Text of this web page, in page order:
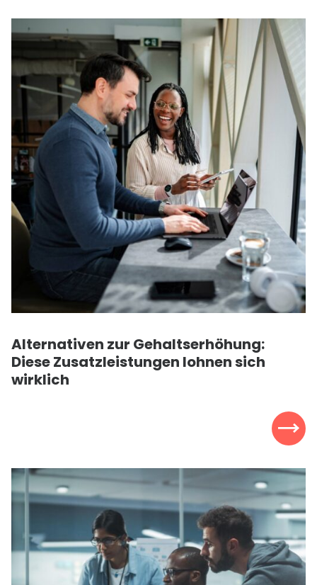
Alternativen zur Gehaltserhöhung:
Diese Zusatzleistungen lohnen sich
wirklich